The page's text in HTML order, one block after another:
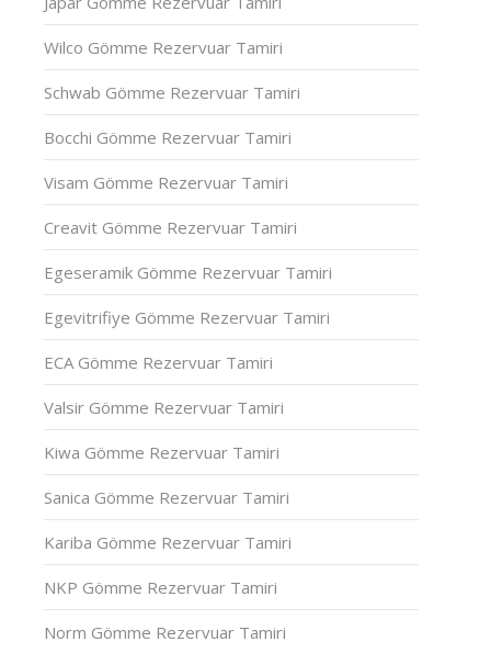
Wilco Gömme Rezervuar Tamiri
Schwab Gömme Rezervuar Tamiri
Bocchi Gömme Rezervuar Tamiri
Visam Gömme Rezervuar Tamiri
Creavit Gömme Rezervuar Tamiri
Egeseramik Gömme Rezervuar Tamiri
Egevitrifiye Gömme Rezervuar Tamiri
ECA Gömme Rezervuar Tamiri
Valsir Gömme Rezervuar Tamiri
Kiwa Gömme Rezervuar Tamiri
Sanica Gömme Rezervuar Tamiri
Kariba Gömme Rezervuar Tamiri
NKP Gömme Rezervuar Tamiri
Norm Gömme Rezervuar Tamiri